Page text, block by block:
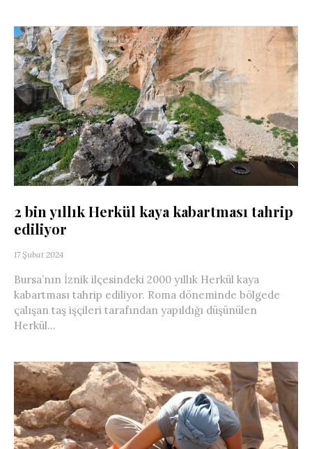
2 bin yıllık Herkül kaya kabartması tahrip
ediliyor
17 Şubat 2024
Bursa’nın İznik ilçesindeki 2000 yıllık Herkül kaya
kabartması tahrip ediliyor. Roma döneminde bölgede
çalışan taş işçileri tarafından yapıldığı düşünülen
Herkül...